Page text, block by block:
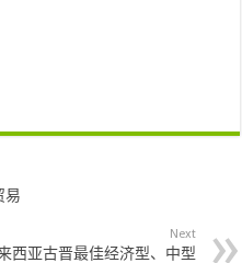
易
Next
西亚古晋最佳经济型、中型